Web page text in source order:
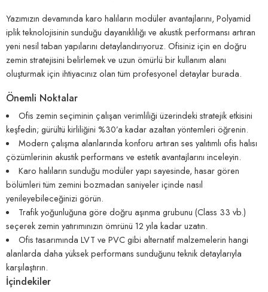
Yazımızın devamında karo halıların modüler avantajlarını, Polyamid
iplik teknolojisinin sunduğu dayanıklılığı ve akustik performansı artıran
yeni nesil taban yapılarını detaylandırıyoruz. Ofisiniz için en doğru
zemin stratejisini belirlemek ve uzun ömürlü bir kullanım alanı
oluşturmak için ihtiyacınız olan tüm profesyonel detaylar burada.
Önemli Noktalar
Ofis zemin seçiminin çalışan verimliliği üzerindeki stratejik etkisini
keşfedin; gürültü kirliliğini %30’a kadar azaltan yöntemleri öğrenin.
Modern çalışma alanlarında konforu artıran ses yalıtımlı ofis halısı
çözümlerinin akustik performans ve estetik avantajlarını inceleyin.
Karo halıların sunduğu modüler yapı sayesinde, hasar gören
bölümleri tüm zemini bozmadan saniyeler içinde nasıl
yenileyebileceğinizi görün.
Trafik yoğunluğuna göre doğru aşınma grubunu (Class 33 vb.)
seçerek zemin yatırımınızın ömrünü 12 yıla kadar uzatın.
Ofis tasarımında LVT ve PVC gibi alternatif malzemelerin hangi
alanlarda daha yüksek performans sunduğunu teknik detaylarıyla
karşılaştırın.
İçindekiler